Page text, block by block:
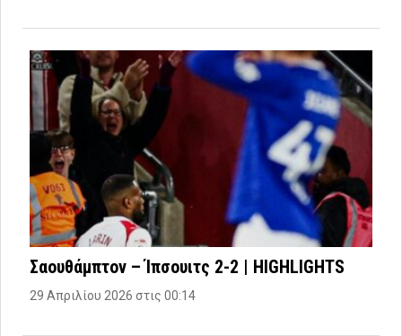
Σαουθάμπτον – Ίπσουιτς 2-2 | HIGHLIGHTS
29 Απριλίου 2026 στις 00:14